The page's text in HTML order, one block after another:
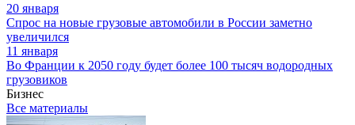
20 января
Спрос на новые грузовые автомобили в России заметно
увеличился
11 января
Во Франции к 2050 году будет более 100 тысяч водородных
грузовиков
Бизнес
Все материалы